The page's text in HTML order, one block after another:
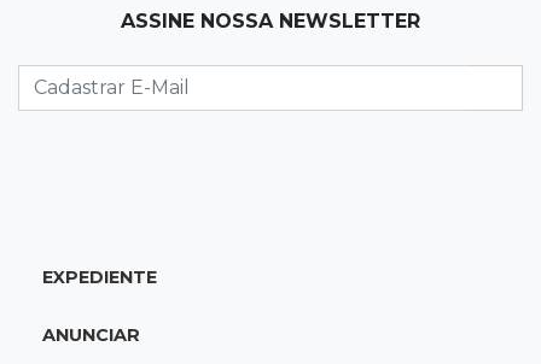
Recém-nascida desaparecida foi entregue
para pagar dívida do pai com facção
Profissionais da Educação: aqueles que fazem
ASSINE NOSSA NEWSLETTER
EXPEDIENTE
ANUNCIAR